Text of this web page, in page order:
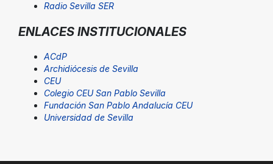
Radio Sevilla SER
ENLACES INSTITUCIONALES
ACdP
Archidiócesis de Sevilla
CEU
Colegio CEU San Pablo Sevilla
Fundación San Pablo Andalucía CEU
Universidad de Sevilla